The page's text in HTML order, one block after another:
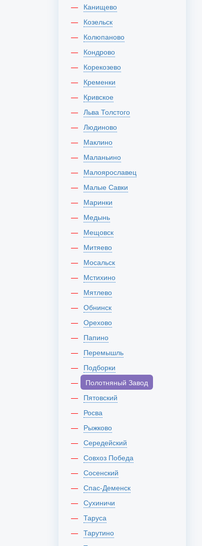
Канищево
Козельск
Колюпаново
Кондрово
Корекозево
Кременки
Кривское
Льва Толстого
Людиново
Маклино
Маланьино
Малоярославец
Малые Савки
Маринки
Медынь
Мещовск
Митяево
Мосальск
Мстихино
Мятлево
Обнинск
Орехово
Папино
Перемышль
Подборки
Полотняный Завод
Пятовский
Росва
Рыжково
Середейский
Совхоз Победа
Сосенский
Спас-Деменск
Сухиничи
Таруса
Тарутино